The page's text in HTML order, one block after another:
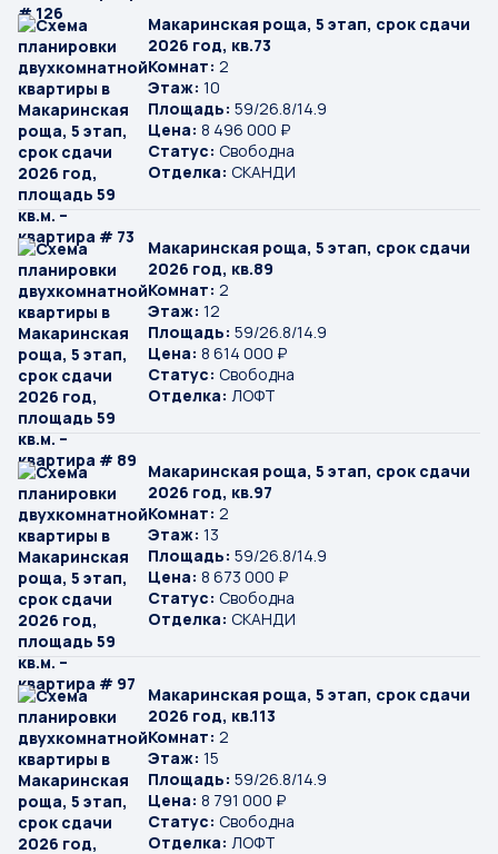
Макаринская роща, 5 этап, срок сдачи
2026 год, кв.73
Комнат: 2
Этаж: 10
Площадь: 59/26.8/14.9
Цена: 8 496 000 ₽
Статус: Свободна
Отделка: СКАНДИ
Макаринская роща, 5 этап, срок сдачи
2026 год, кв.89
Комнат: 2
Этаж: 12
Площадь: 59/26.8/14.9
Цена: 8 614 000 ₽
Статус: Свободна
Отделка: ЛОФТ
Макаринская роща, 5 этап, срок сдачи
2026 год, кв.97
Комнат: 2
Этаж: 13
Площадь: 59/26.8/14.9
Цена: 8 673 000 ₽
Статус: Свободна
Отделка: СКАНДИ
Макаринская роща, 5 этап, срок сдачи
2026 год, кв.113
Комнат: 2
Этаж: 15
Площадь: 59/26.8/14.9
Цена: 8 791 000 ₽
Статус: Свободна
Отделка: ЛОФТ